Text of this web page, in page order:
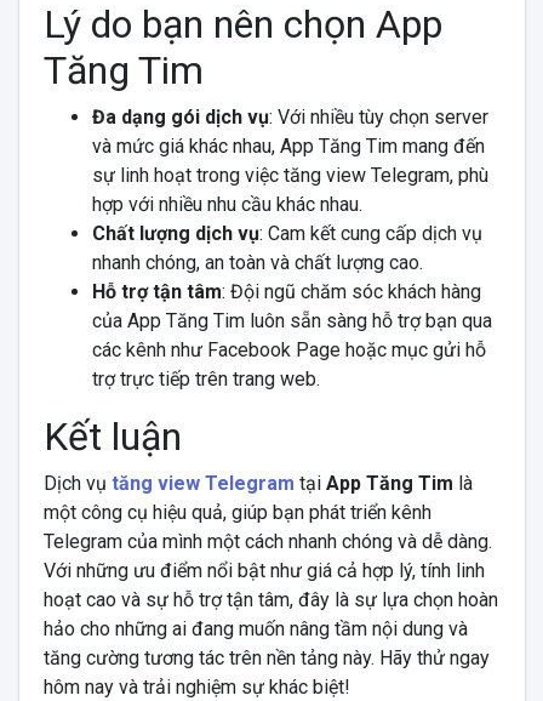
Lý do bạn nên chọn App
Tăng Tim
Đa dạng gói dịch vụ: Với nhiều tùy chọn server
và mức giá khác nhau, App Tăng Tim mang đến
sự linh hoạt trong việc tăng view Telegram, phù
hợp với nhiều nhu cầu khác nhau.
Chất lượng dịch vụ: Cam kết cung cấp dịch vụ
nhanh chóng, an toàn và chất lượng cao.
Hỗ trợ tận tâm: Đội ngũ chăm sóc khách hàng
của App Tăng Tim luôn sẵn sàng hỗ trợ bạn qua
các kênh như Facebook Page hoặc mục gửi hỗ
trợ trực tiếp trên trang web.
Kết luận
Dịch vụ tăng view Telegram tại App Tăng Tim là
một công cụ hiệu quả, giúp bạn phát triển kênh
Telegram của mình một cách nhanh chóng và dễ dàng.
Với những ưu điểm nổi bật như giá cả hợp lý, tính linh
hoạt cao và sự hỗ trợ tận tâm, đây là sự lựa chọn hoàn
hảo cho những ai đang muốn nâng tầm nội dung và
tăng cường tương tác trên nền tảng này. Hãy thử ngay
hôm nay và trải nghiệm sự khác biệt!